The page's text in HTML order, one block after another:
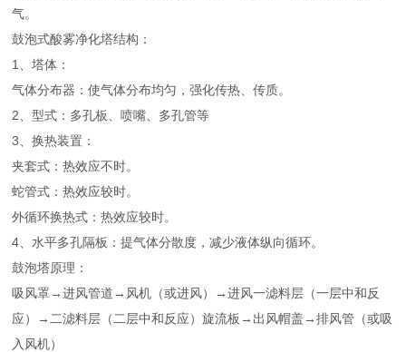
气。
鼓泡式酸雾净化塔结构：
1、塔体：
气体分布器：使气体分布均匀，强化传热、传质。
2、型式：多孔板、喷嘴、多孔管等
3、换热装置：
夹套式：热效应不时。
蛇管式：热效应较时。
外循环换热式：热效应较时。
4、水平多孔隔板：提气体分散度，减少液体纵向循环。
鼓泡塔原理：
吸风罩→进风管道→风机（或进风）→进风一滤料层（一层中和反
应）→二滤料层（二层中和反应）旋流板→出风帽盖→排风管（或吸
入风机）